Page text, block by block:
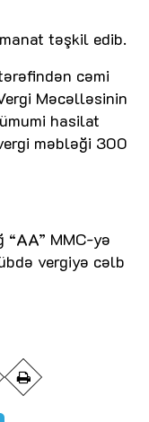
təşkil edib.
cəmi
Məcəlləsinin
hasilat
məbləği 300
MMC-yə
vergiyə cəlb